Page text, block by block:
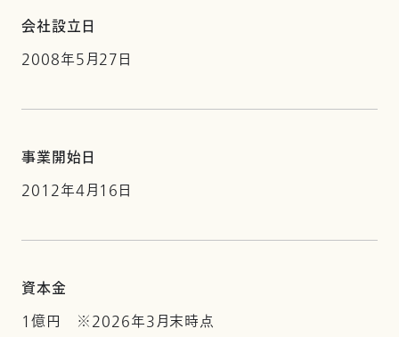
会社設立日
2008年5月27日
事業開始日
2012年4月16日
資本金
1億円 ※2026年3月末時点